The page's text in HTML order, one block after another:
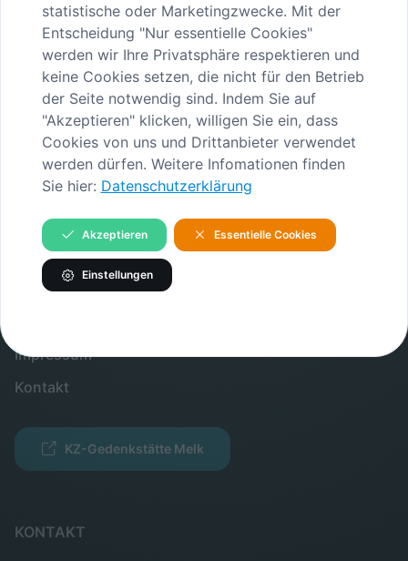
INHALTE
Gedenkstätte
Verein
INFORMATIONEN
Verein
Impressum
Kontakt
KZ-Gedenkstätte Melk
KONTAKT
statistische oder Marketingzwecke. Mit der
Entscheidung "Nur essentielle Cookies"
werden wir Ihre Privatsphäre respektieren und
keine Cookies setzen, die nicht für den Betrieb
der Seite notwendig sind. Indem Sie auf
"Akzeptieren" klicken, willigen Sie ein, dass
Cookies von uns und Drittanbieter verwendet
werden dürfen. Weitere Infomationen finden
Sie hier: Datenschutzerklärung
Akzeptieren Essentielle Cookies
Einstellungen